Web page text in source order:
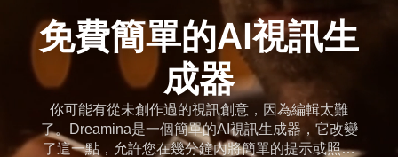
免費簡單的AI視訊生
成器
你可能有從未創作過的視訊創意，因為編輯太難
了。Dreamina是一個簡單的AI視訊生成器，它改變
了這一點，允許您在幾分鐘內將簡單的提示或照片